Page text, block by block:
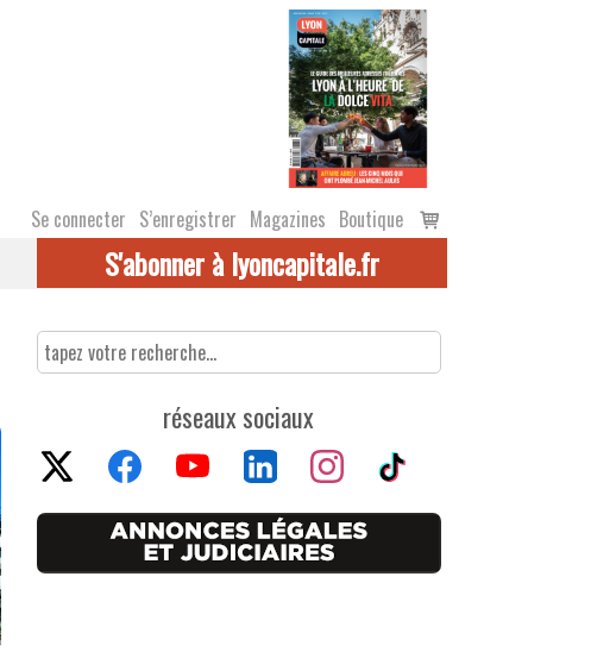
Se connecter S’enregistrer Magazines Boutique
Voir
le
S'abonner à lyoncapitale.fr
réseaux sociaux